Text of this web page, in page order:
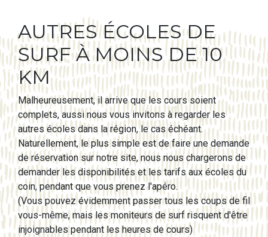
AUTRES ÉCOLES DE
SURF À MOINS DE 10
KM
Malheureusement, il arrive que les cours soient
complets, aussi nous vous invitons à regarder les
autres écoles dans la région, le cas échéant.
Naturellement, le plus simple est de faire une demande
de réservation sur notre site, nous nous chargerons de
demander les disponibilités et les tarifs aux écoles du
coin, pendant que vous prenez l'apéro.
(Vous pouvez évidemment passer tous les coups de fil
vous-même, mais les moniteurs de surf risquent d'être
injoignables pendant les heures de cours)